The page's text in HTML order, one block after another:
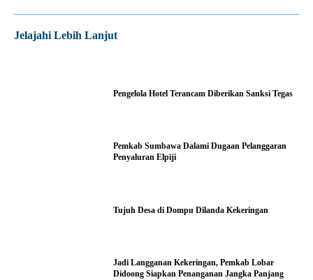
Jelajahi Lebih Lanjut
Pengelola Hotel Terancam Diberikan Sanksi Tegas
Pemkab Sumbawa Dalami Dugaan Pelanggaran
Penyaluran Elpiji
Tujuh Desa di Dompu Dilanda Kekeringan
Jadi Langganan Kekeringan, Pemkab Lobar
Didoong Siapkan Penanganan Jangka Panjang